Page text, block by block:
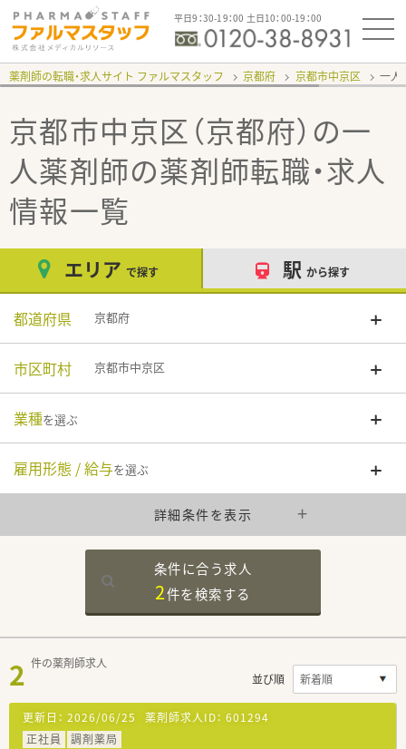
平日9：30-19：00 土日10：00-19：00
薬剤師の転職・求人サイト ファルマスタッフ 京都府 京都市中京区 一人
京都市中京区（京都府）の一
人薬剤師の薬剤師転職・求人
情報一覧
エリア で探す 駅 から探す
都道府県 京都府
市区町村 京都市中京区
業種を選ぶ
雇用形態 / 給与を選ぶ
詳細条件を表示
条件に合う求人
2件を検索する
2 件の薬剤師求人
並び順
更新日： 2026/06/25 薬剤師求人ID： 601294
正社員
調剤薬局